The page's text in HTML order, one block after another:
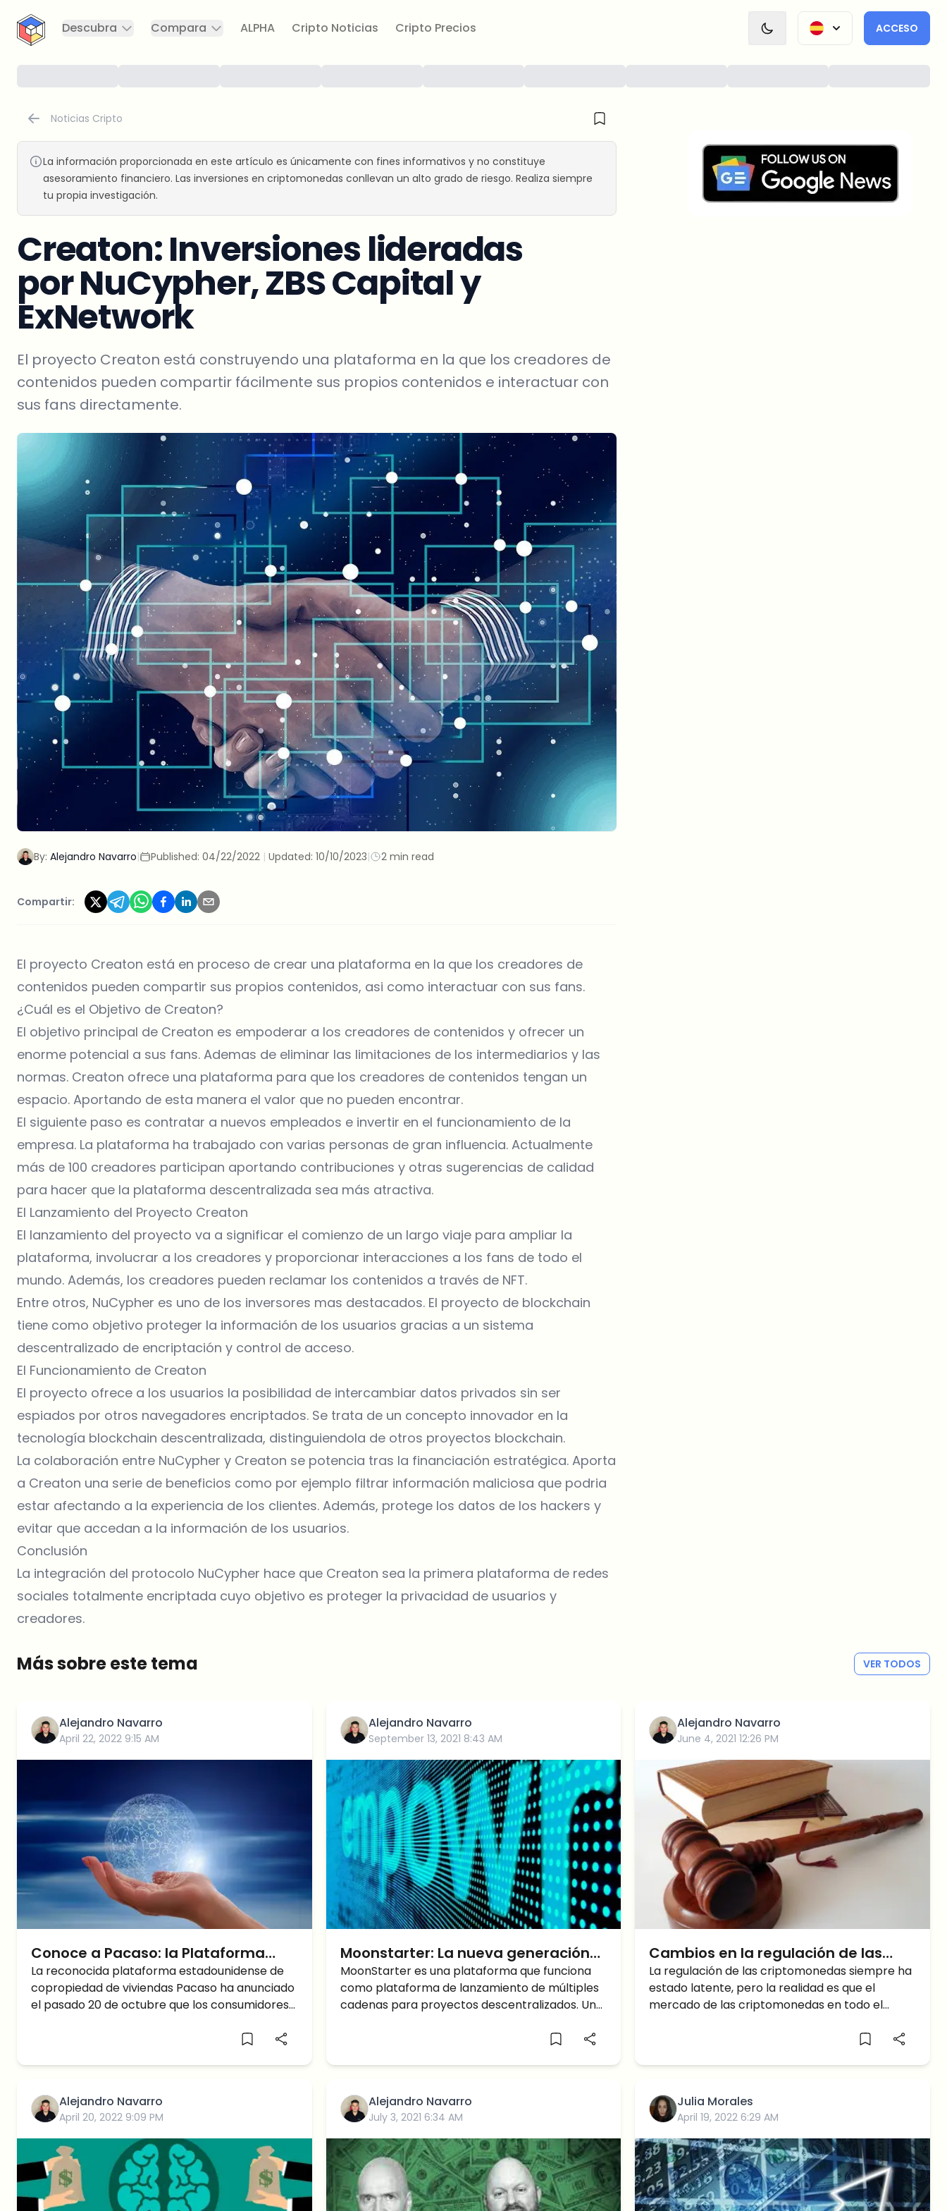
CryptoTicker
Descubra
Compara ALPHA Cripto Noticias Cripto Precios ACCESO
Noticias Cripto
La información proporcionada en este artículo es únicamente con fines informativos y no constituye
asesoramiento financiero. Las inversiones en criptomonedas conllevan un alto grado de riesgo. Realiza siempre
tu propia investigación.
Creaton: Inversiones lideradas
por NuCypher, ZBS Capital y
ExNetwork
El proyecto Creaton está construyendo una plataforma en la que los creadores de
contenidos pueden compartir fácilmente sus propios contenidos e interactuar con
sus fans directamente.
By: Alejandro Navarro| Published: 04/22/2022 | Updated: 10/10/2023| 2 min read
Compartir:
El proyecto Creaton está en proceso de crear una plataforma en la que los creadores de
contenidos pueden compartir sus propios contenidos, asi como interactuar con sus fans.
¿Cuál es el Objetivo de Creaton?
El objetivo principal de Creaton es empoderar a los creadores de contenidos y ofrecer un
enorme potencial a sus fans. Ademas de eliminar las limitaciones de los intermediarios y las
normas. Creaton ofrece una plataforma para que los creadores de contenidos tengan un
espacio. Aportando de esta manera el valor que no pueden encontrar.
El siguiente paso es contratar a nuevos empleados e invertir en el funcionamiento de la
empresa. La plataforma ha trabajado con varias personas de gran influencia. Actualmente
más de 100 creadores participan aportando contribuciones y otras sugerencias de calidad
para hacer que la plataforma descentralizada sea más atractiva.
El Lanzamiento del Proyecto Creaton
El lanzamiento del proyecto va a significar el comienzo de un largo viaje para ampliar la
plataforma, involucrar a los creadores y proporcionar interacciones a los fans de todo el
mundo. Además, los creadores pueden reclamar los contenidos a través de NFT.
Entre otros, NuCypher es uno de los inversores mas destacados. El proyecto de blockchain
tiene como objetivo proteger la información de los usuarios gracias a un sistema
descentralizado de encriptación y control de acceso.
El Funcionamiento de Creaton
El proyecto ofrece a los usuarios la posibilidad de intercambiar datos privados sin ser
espiados por otros navegadores encriptados. Se trata de un concepto innovador en la
tecnología blockchain descentralizada, distinguiendola de otros proyectos blockchain.
La colaboración entre NuCypher y Creaton se potencia tras la financiación estratégica. Aporta
a Creaton una serie de beneficios como por ejemplo filtrar información maliciosa que podria
estar afectando a la experiencia de los clientes. Además, protege los datos de los hackers y
evitar que accedan a la información de los usuarios.
Conclusión
La integración del protocolo NuCypher hace que Creaton sea la primera plataforma de redes
sociales totalmente encriptada cuyo objetivo es proteger la privacidad de usuarios y
creadores.
Más sobre este tema VER TODOS
Alejandro Navarro
April 22, 2022 9:15 AM
Conoce a Pacaso: la Plataforma
Inmobiliaria que anexa a sus
métodos de pago Bitcoin y
Ethereum
La reconocida plataforma estadounidense de
copropiedad de viviendas Pacaso ha anunciado
el pasado 20 de octubre que los consumidores
Alejandro Navarro
September 13, 2021 8:43 AM
Moonstarter: La nueva generación
de plataformas de Lanzamiento
MoonStarter es una plataforma que funciona
como plataforma de lanzamiento de múltiples
cadenas para proyectos descentralizados. Uno
Alejandro Navarro
June 4, 2021 12:26 PM
Cambios en la regulación de las
criptomonedas
La regulación de las criptomonedas siempre ha
estado latente, pero la realidad es que el
mercado de las criptomonedas en todo el
Alejandro Navarro
April 20, 2022 9:09 PM
Alejandro Navarro
July 3, 2021 6:34 AM
Julia Morales
April 19, 2022 6:29 AM